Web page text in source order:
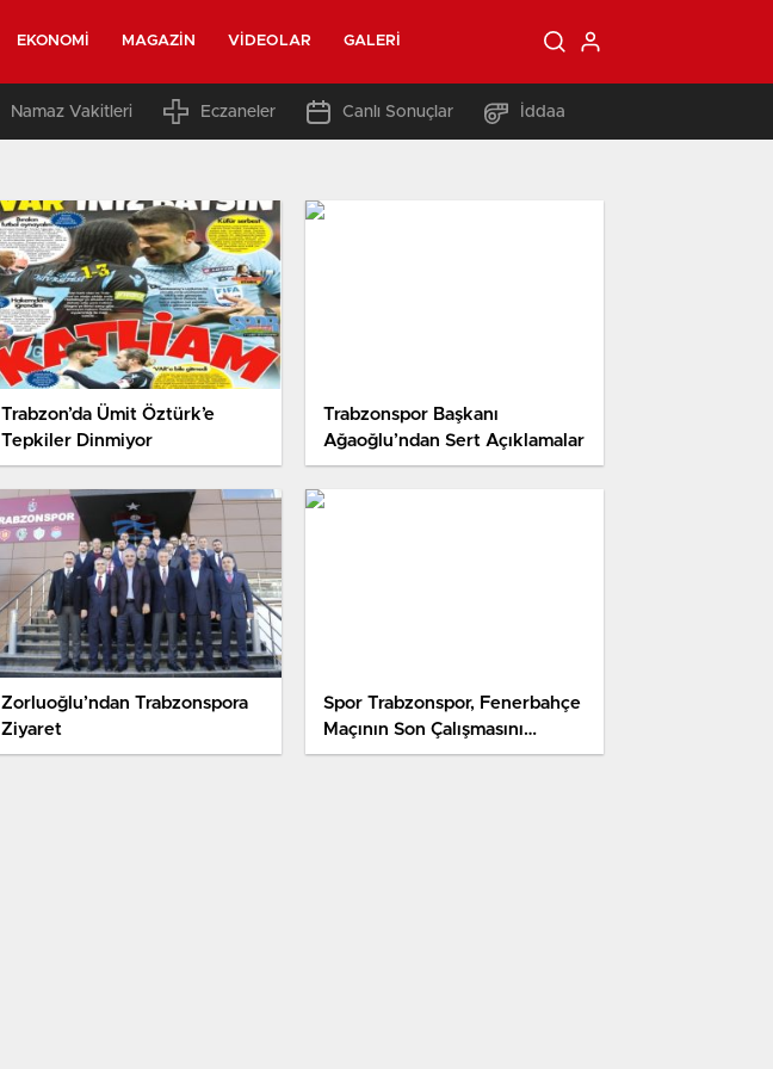
EKONOMI MAGAZIN VIDEOLAR GALERI
Namaz Vakitleri Eczaneler Canlı Sonuçlar İddaa
Trabzon’da Ümit Öztürk’e
Tepkiler Dinmiyor
Trabzonspor Başkanı
Ağaoğlu’ndan Sert Açıklamalar
Zorluoğlu’ndan Trabzonspora
Ziyaret
Spor Trabzonspor, Fenerbahçe
Maçının Son Çalışmasını
Taraftarı Önünde Yaptı